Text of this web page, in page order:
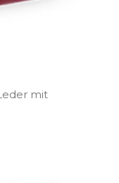
mit